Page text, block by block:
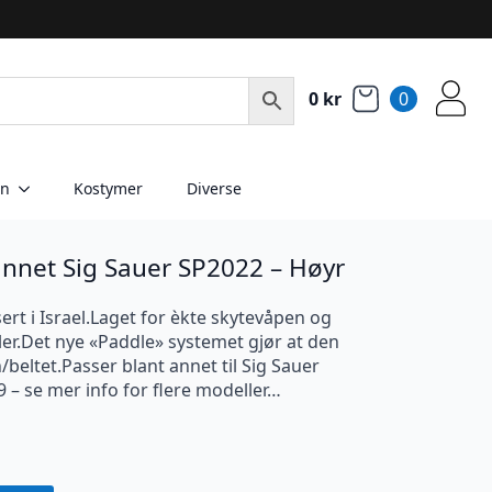
0 kr 0
Kostymer Diverse
Sig Sauer SP2022 – Høyr
i Israel.Laget for èkte skytevåpen og
nye «Paddle» systemet gjør at den
blant annet til Sig Sauer
– se mer info for flere modeller…